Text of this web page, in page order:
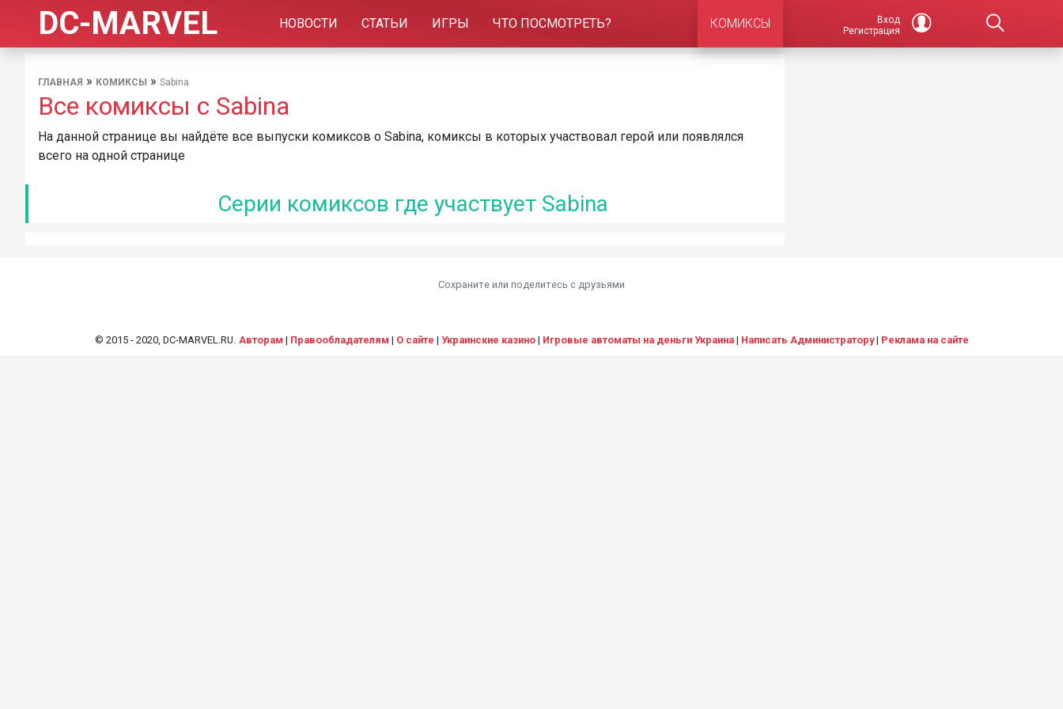
DC-MARVEL НОВОСТИ СТАТЬИ ИГРЫ ЧТО ПОСМОТРЕТЬ? КОМИКСЫ
Вход
Регистрация
ГЛАВНАЯ » КОМИКСЫ » Sabina
Все комиксы с Sabina
На данной странице вы найдёте все выпуски комиксов о Sabina, комиксы в которых участвовал герой или появлялся
всего на одной странице
Серии комиксов где участвует Sabina
Сохраните или поделитесь c друзьями
© 2015 - 2020, DC-MARVEL.RU. Авторам | Правообладателям | О сайте | Украинские казино| Игровые автоматы на деньги Украина| Написать Администратору| Реклама на сайте